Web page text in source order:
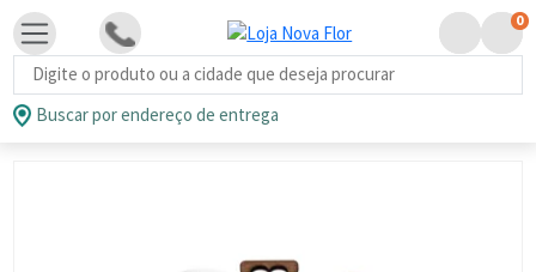
Busca de produtos
0
Buscar por endereço de entrega